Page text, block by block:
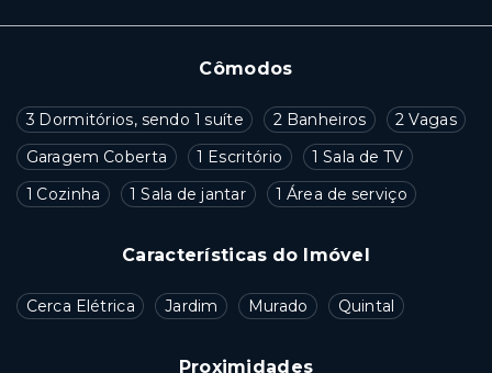
Cômodos
3 Dormitórios, sendo 1 suíte 2 Banheiros
2 Vagas
Garagem Coberta
1 Escritório
1 Sala de TV
1 Cozinha
1 Sala de jantar 1 Área de serviço
Características do Imóvel
Cerca Elétrica Jardim Murado Quintal
Proximidades